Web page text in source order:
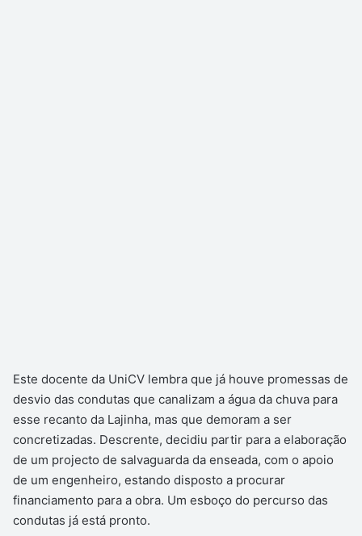
Este docente da UniCV lembra que já houve promessas de
desvio das condutas que canalizam a água da chuva para
esse recanto da Lajinha, mas que demoram a ser
concretizadas. Descrente, decidiu partir para a elaboração
de um projecto de salvaguarda da enseada, com o apoio
de um engenheiro, estando disposto a procurar
financiamento para a obra. Um esboço do percurso das
condutas já está pronto.